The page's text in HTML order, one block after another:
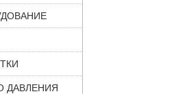
ДАВЛЕНИЯ